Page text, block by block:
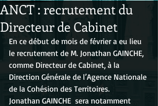
ANCT : recrutement du
Directeur de Cabinet
En ce début de mois de février a eu lieu
le recrutement de M. Jonathan GAINCHE,
comme Directeur de Cabinet, à la
Direction Générale de l’Agence Nationale
de la Cohésion des Territoires.
Jonathan GAINCHE  sera notamment